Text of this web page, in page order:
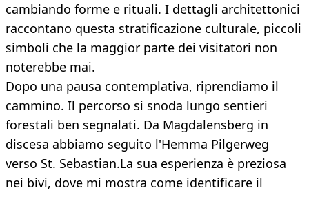
cambiando forme e rituali. I dettagli architettonici
raccontano questa stratificazione culturale, piccoli
simboli che la maggior parte dei visitatori non
noterebbe mai.
Dopo una pausa contemplativa, riprendiamo il
cammino. Il percorso si snoda lungo sentieri
forestali ben segnalati. Da Magdalensberg in
discesa abbiamo seguito l'Hemma Pilgerweg
verso St. Sebastian.La sua esperienza è preziosa
nei bivi, dove mi mostra come identificare il